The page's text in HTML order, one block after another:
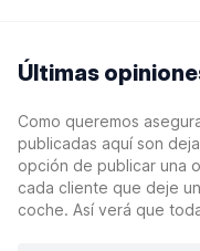
Últimas
Como queremos
publicadas aquí son
opción de publicar una
cada cliente que deje
coche. Así verá que